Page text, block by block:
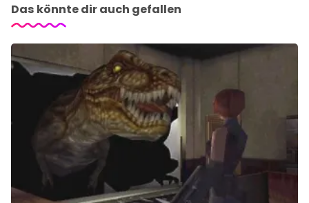
Das könnte dir auch gefallen